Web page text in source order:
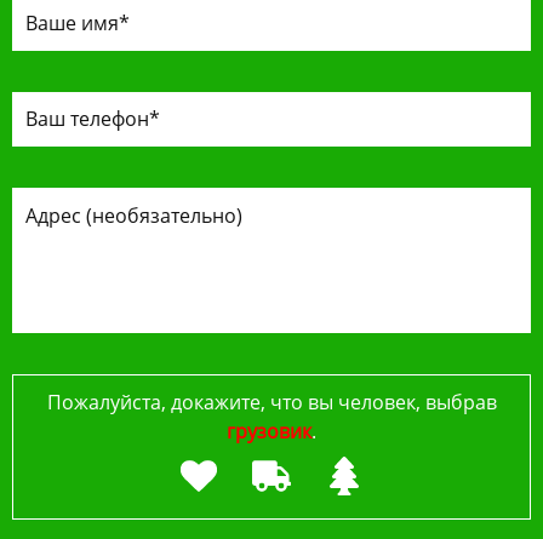
Пожалуйста, докажите, что вы человек, выбрав
грузовик.